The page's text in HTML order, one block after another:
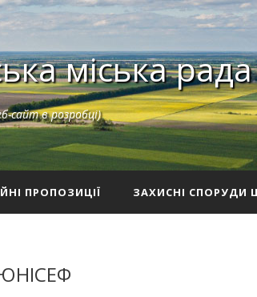
міська рада
сайт в розробці)
ПРОПОЗИЦІЇ ЗАХИСНІ СПОРУДИ